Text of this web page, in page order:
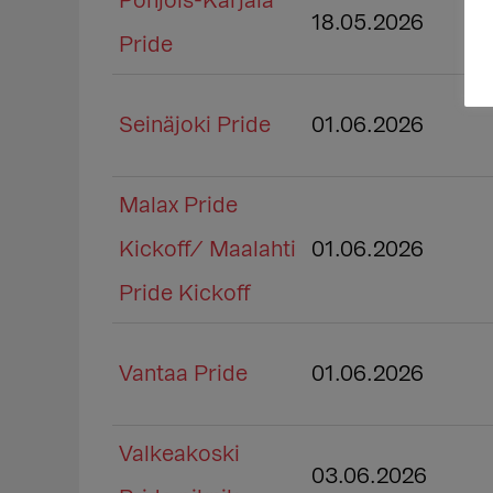
Pride
18.05.2026
Seinäjoki Pride 01.06.2026
Malax Pride
Kickoff/ Maalahti
Pride Kickoff
01.06.2026
Vantaa Pride 01.06.2026
Valkeakoski
03.06.2026